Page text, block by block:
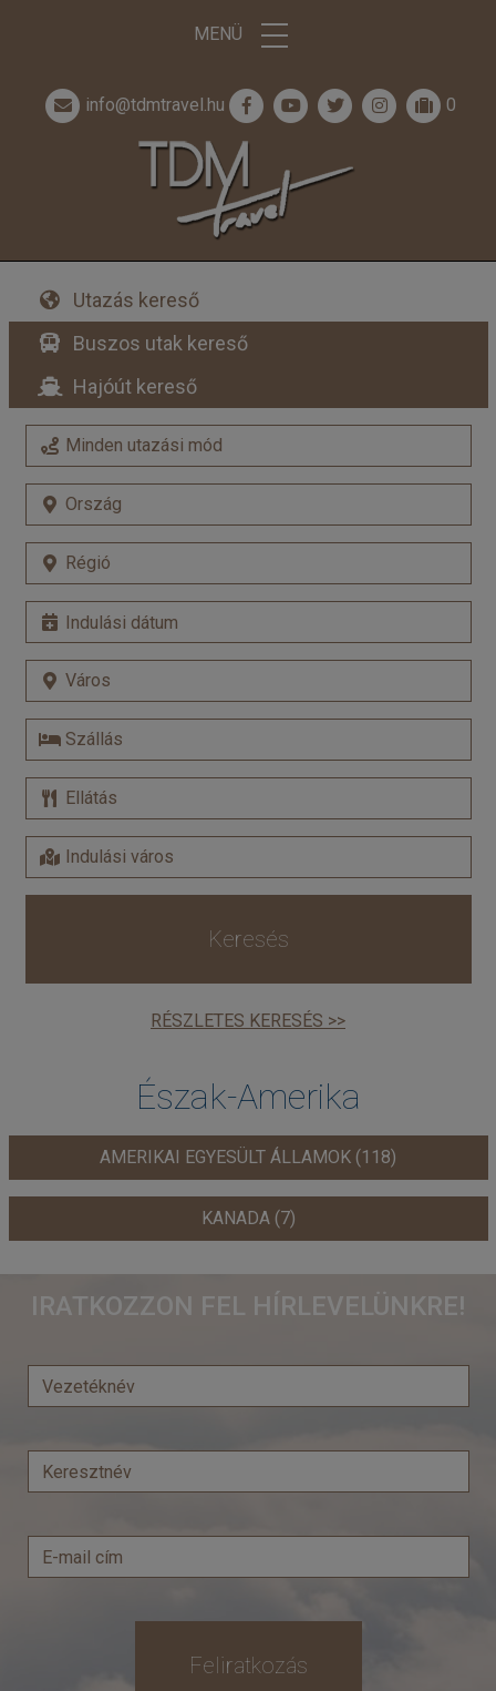
MENÜ
info@tdmtravel.hu 0
Utazás kereső
Buszos utak kereső
Hajóút kereső
Keresés
RÉSZLETES KERESÉS >>
Észak-Amerika
AMERIKAI EGYESÜLT ÁLLAMOK (118)
KANADA (7)
IRATKOZZON FEL HÍRLEVELÜNKRE!
Feliratkozás